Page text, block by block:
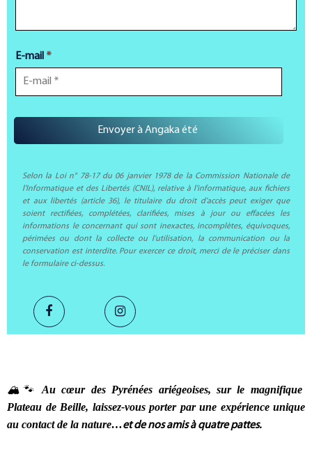
E-mail *
Selon la Loi n° 78-17 du 06 janvier 1978 de la Commission Nationale de
l'Informatique et des Libertés (CNIL), relative à l'informatique, aux fichiers
et aux libertés (article 36), le titulaire du droit d'accès peut exiger que
soient rectifiées, complétées, clarifiées, mises à jour ou effacées les
informations le concernant qui sont inexactes, incomplètes, équivoques,
périmées ou dont la collecte ou l'utilisation, la communication ou la
conservation est interdite. Pour exercer ce droit, merci de le préciser dans
le formulaire ci-dessus.
🏔️🐾Au cœur des Pyrénées ariégeoises, sur le magnifique
Plateau de Beille, laissez-vous porter par une expérience unique
au contact de la nature…et de nos amis à quatre pattes.